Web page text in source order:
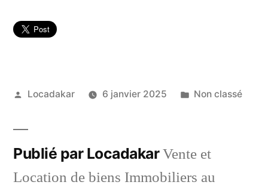
Publié
Locadakar 6 janvier 2025
Publié
Non classé
Publié par LocadakarVente et
Location de biens Immobiliers au